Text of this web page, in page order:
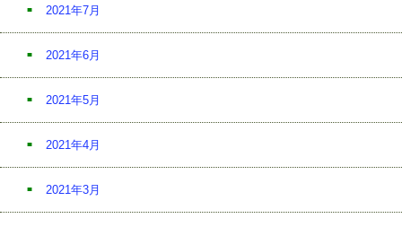
2021年7月
2021年6月
2021年5月
2021年4月
2021年3月